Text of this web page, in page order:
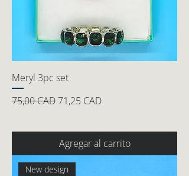
Meryl 3pc set
Precio
75,00 CAD Precio de oferta
71,25 CAD
Agregar al carrito
New design